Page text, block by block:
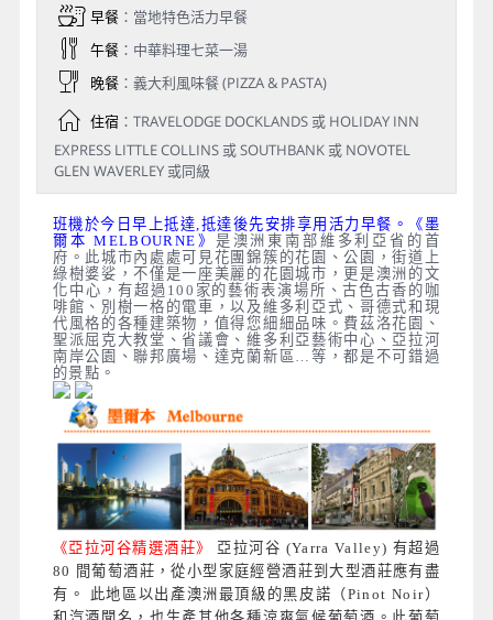
早餐：當地特色活力早餐
午餐：中華料理七菜一湯
晚餐：義大利風味餐 (PIZZA & PASTA)
住宿：TRAVELODGE DOCKLANDS 或 HOLIDAY INN
EXPRESS LITTLE COLLINS 或 SOUTHBANK 或 NOVOTEL
GLEN WAVERLEY 或同級
班機於今日早上抵達,抵達後先安排享用活力早餐。《墨
爾本 MELBOURNE》 是澳洲東南部維多利亞省的首
府。此城市內處處可見花團錦簇的花園、公園，街道上
綠樹婆娑，不僅是一座美麗的花園城市，更是澳洲的文
化中心，有超過100家的藝術表演場所、古色古香的咖
啡館、別樹一格的電車，以及維多利亞式、哥德式和現
代風格的各種建築物，值得您細細品味。費茲洛花園、
聖派屈克大教堂、省議會、維多利亞藝術中心、亞拉河
南岸公園、聯邦廣場、達克蘭新區…等，都是不可錯過
的景點。
《亞拉河谷精選酒莊》
亞拉河谷 (Yarra Valley) 有超過
80 間葡萄酒莊，從小型家庭經營酒莊到大型酒莊應有盡
有。 此地區以出產澳洲最頂級的黑皮諾（Pinot Noir）